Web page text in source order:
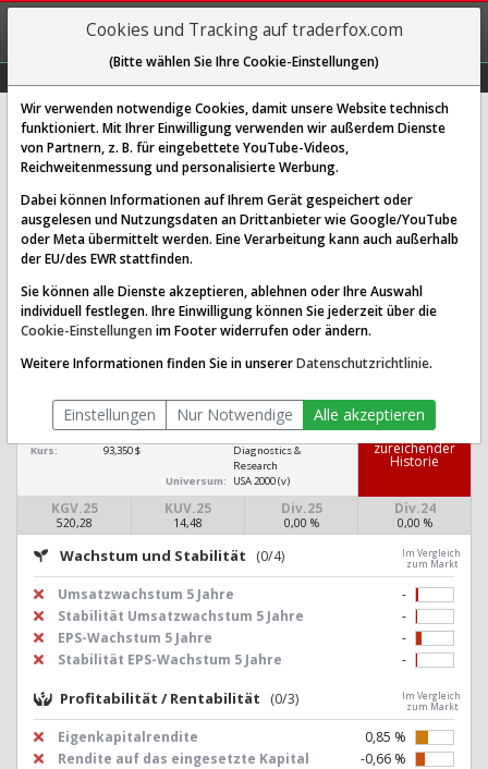
REGIS-
TRIEREN
Billiontoone Aktie: Realtime-Kurs
& Analyse (BLLN)
SCORING SYSTEMS:
Qualitäts-Check Dividenden-Check
Wachstums-Check
Robustheits-Check
Qualitäts-Check:Ist die Aktie zum Investieren
Infos zum Score
Billiontoone[BLLN US0901681058]
Börsenwert: 4,421 Mrd. $
Kurs:
93,350 $
Sektor:
Healthcare /
Diagnostics &
Research
Universum:
USA 2000 (v)
KGV.25
520,28
KUV.25
14,48
Div.25
0,00 %
Div.24
0,00 %
Ra­ting aus­ge­
setzt we­gen un­
zu­rei­chen­der
His­to­rie
Wachstum und Stabilität (0/4)
Im Vergleich
zum Markt
Umsatzwachstum 5 Jahre
-
Stabilität Umsatzwachstum 5 Jahre
-
EPS-Wachstum 5 Jahre
-
Stabilität EPS-Wachstum 5 Jahre
-
Profitabilität / Rentabilität (0/3)
Im Vergleich
zum Markt
Eigenkapitalrendite
0,85 %
Rendite auf das eingesetzte Kapital
-0,66 %
Cookies und Tracking auf traderfox.com
(Bitte wählen Sie Ihre Cookie-Einstellungen)
Wir verwenden notwendige Cookies, damit unsere Website technisch
funktioniert. Mit Ihrer Einwilligung verwenden wir außerdem Dienste
von Partnern, z. B. für eingebettete YouTube-Videos,
Reichweitenmessung und personalisierte Werbung.
Dabei können Informationen auf Ihrem Gerät gespeichert oder
ausgelesen und Nutzungsdaten an Drittanbieter wie Google/YouTube
oder Meta übermittelt werden. Eine Verarbeitung kann auch außerhalb
der EU/des EWR stattfinden.
Sie können alle Dienste akzeptieren, ablehnen oder Ihre Auswahl
individuell festlegen. Ihre Einwilligung können Sie jederzeit über die
Cookie-Einstellungen im Footer widerrufen oder ändern.
Weitere Informationen finden Sie in unsererDatenschutzrichtlinie.
Einstellungen Nur Notwendige Alle akzeptieren